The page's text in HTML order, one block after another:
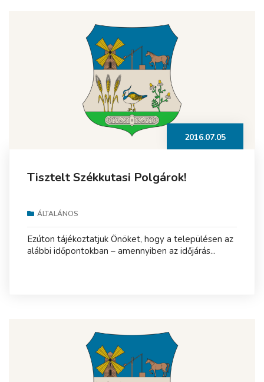
2016.07.05
Tisztelt Székkutasi Polgárok!
ÁLTALÁNOS
Ezúton tájékoztatjuk Önöket, hogy a településen az
alábbi időpontokban – amennyiben az időjárás...